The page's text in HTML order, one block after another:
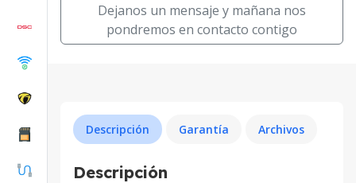
Dejanos un mensaje y mañana nos
pondremos en contacto contigo
Descripción Garantía Archivos
Descripción